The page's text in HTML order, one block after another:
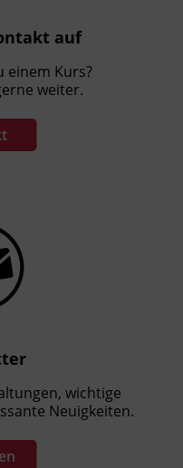
auf
einem Kurs?
weiter.
wichtige
Neuigkeiten.